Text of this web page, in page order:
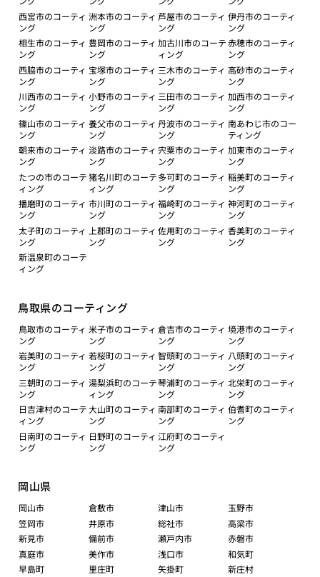
西宮市のコーティ
ング
洲本市のコーティ
ング
芦屋市のコーティ
ング
伊丹市のコーティ
ング
相生市のコーティ
ング
豊岡市のコーティ
ング
加古川市のコーテ
ィング
赤穂市のコーティ
ング
西脇市のコーティ
ング
宝塚市のコーティ
ング
三木市のコーティ
ング
高砂市のコーティ
ング
川西市のコーティ
ング
小野市のコーティ
ング
三田市のコーティ
ング
加西市のコーティ
ング
篠山市のコーティ
ング
養父市のコーティ
ング
丹波市のコーティ
ング
南あわじ市のコー
ティング
朝来市のコーティ
ング
淡路市のコーティ
ング
宍粟市のコーティ
ング
加東市のコーティ
ング
たつの市のコーテ
ィング
猪名川町のコーテ
ィング
多可町のコーティ
ング
稲美町のコーティ
ング
播磨町のコーティ
ング
市川町のコーティ
ング
福崎町のコーティ
ング
神河町のコーティ
ング
太子町のコーティ
ング
上郡町のコーティ
ング
佐用町のコーティ
ング
香美町のコーティ
ング
新温泉町のコーテ
ィング
鳥取県のコーティング
鳥取市のコーティ
ング
米子市のコーティ
ング
倉吉市のコーティ
ング
境港市のコーティ
ング
岩美町のコーティ
ング
若桜町のコーティ
ング
智頭町のコーティ
ング
八頭町のコーティ
ング
三朝町のコーティ
ング
湯梨浜町のコーテ
ィング
琴浦町のコーティ
ング
北栄町のコーティ
ング
日吉津村のコーテ
ィング
大山町のコーティ
ング
南部町のコーティ
ング
伯耆町のコーティ
ング
日南町のコーティ
ング
日野町のコーティ
ング
江府町のコーティ
ング
岡山県
岡山市 倉敷市 津山市
玉野市
笠岡市
井原市 総社市
高梁市
新見市
備前市 瀬戸内市
赤磐市
真庭市
美作市 浅口市
和気町
早島町
里庄町 矢掛町
新庄村